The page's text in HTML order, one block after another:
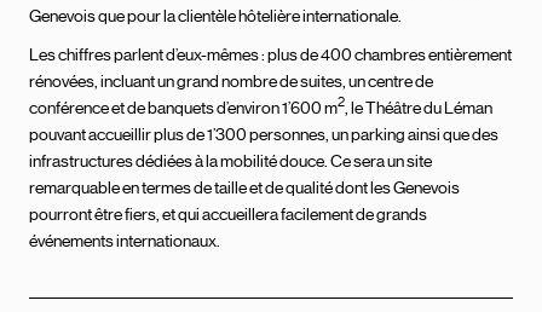
Genevois que pour la clientèle hôtelière internationale.
Les chiffres parlent d’eux-mêmes : plus de 400 chambres entièrement
rénovées, incluant un grand nombre de suites, un centre de
conférence et de banquets d’environ 1’600 m2 , le Théâtre du Léman
pouvant accueillir plus de 1’300 personnes, un parking ainsi que des
infrastructures dédiées à la mobilité douce. Ce sera un site
remarquable en termes de taille et de qualité dont les Genevois
pourront être fiers, et qui accueillera facilement de grands
événements internationaux.